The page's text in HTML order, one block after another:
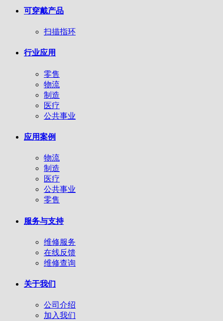
可穿戴产品
扫描指环
行业应用
零售
物流
制造
医疗
公共事业
应用案例
物流
制造
医疗
公共事业
零售
服务与支持
维修服务
在线反馈
维修查询
关于我们
公司介绍
加入我们